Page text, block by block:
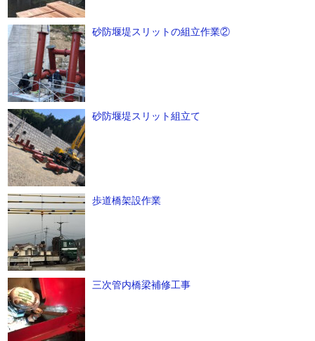
砂防堰堤スリットの組立作業②
砂防堰堤スリット組立て
歩道橋架設作業
三次管内橋梁補修工事